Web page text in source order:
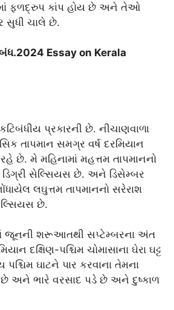
ફળદ્રુપ કાંપ હોય છે અને તેઓ
સુધી ચાલે છે.
Essay on Kerala
પ્રકારની છે. નીચાણવાળા
તાપમાન સમગ્ર વર્ષ દરમિયાન
છે. મે મહિનામાં મહત્તમ તાપમાનનો
ડિગ્રી સેલ્સિયસ છે. અને ડિસેમ્બર
લઘુત્તમ તાપમાનનો સરેરાશ
છે.
જૂનની શરૂઆતથી સપ્ટેમ્બરના અંત
દક્ષિણ-પશ્ચિમ ચોમાસાના ઘેરા ઘટ્ટ
ઘાટને પાર કરવાના તેમના
છે અને ભારે વરસાદ પડે છે અને દુષ્કાળ